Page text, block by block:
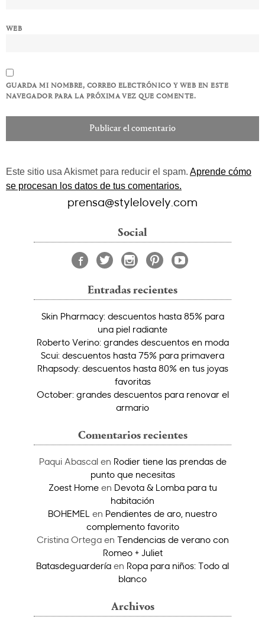
WEB
GUARDA MI NOMBRE, CORREO ELECTRÓNICO Y WEB EN ESTE
NAVEGADOR PARA LA PRÓXIMA VEZ QUE COMENTE.
Este sitio usa Akismet para reducir el spam. Aprende cómo
se procesan los datos de tus comentarios.
prensa@stylelovely.com
Social
Entradas recientes
Skin Pharmacy: descuentos hasta 85% para
una piel radiante
Roberto Verino: grandes descuentos en moda
Scui: descuentos hasta 75% para primavera
Rhapsody: descuentos hasta 80% en tus joyas
favoritas
October: grandes descuentos para renovar el
armario
Comentarios recientes
Paqui Abascalen Rodier tiene las prendas de
punto que necesitas
Zoest Homeen Devota & Lomba para tu
habitación
BOHEMEL en Pendientes de aro, nuestro
complemento favorito
Cristina Ortegaen Tendencias de verano con
Romeo + Juliet
Batasdeguardería en Ropa para niños: Todo al
blanco
Archivos